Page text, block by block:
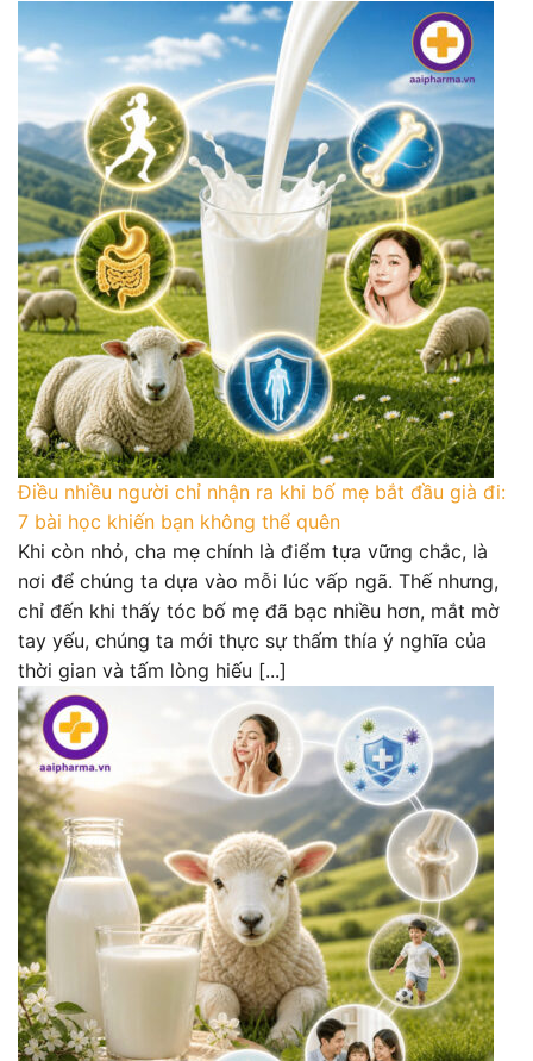
Điều nhiều người chỉ nhận ra khi bố mẹ bắt đầu già đi:
7 bài học khiến bạn không thể quên
Khi còn nhỏ, cha mẹ chính là điểm tựa vững chắc, là
nơi để chúng ta dựa vào mỗi lúc vấp ngã. Thế nhưng,
chỉ đến khi thấy tóc bố mẹ đã bạc nhiều hơn, mắt mờ
tay yếu, chúng ta mới thực sự thấm thía ý nghĩa của
thời gian và tấm lòng hiếu [...]